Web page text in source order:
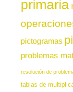
primaria
pictogramas
problemas
resolución de
tablas de